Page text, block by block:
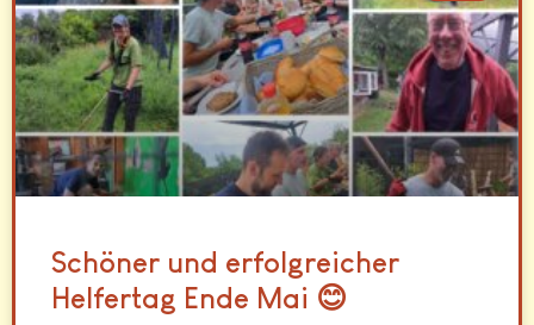
Schöner und erfolgreicher
Helfertag Ende Mai 😊